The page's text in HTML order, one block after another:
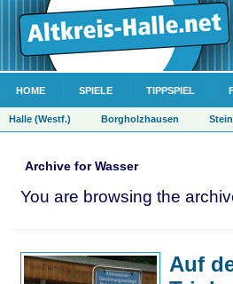
HOME SPIELE TIPPSPIEL
Halle (Westf.) Borgholzhausen
Archive for Wasser
You are browsing the
Auf